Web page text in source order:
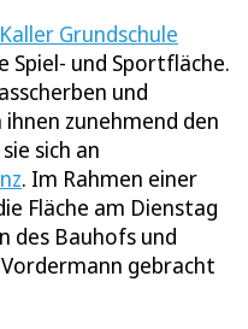
Kaller Grundschule
Spiel- und Sportfläche.
und
zunehmend den
sich an
. Im Rahmen einer
Fläche am Dienstag
des Bauhofs und
gebracht